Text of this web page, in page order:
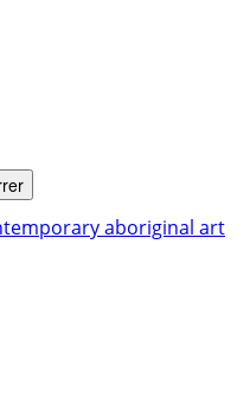
aboriginal art